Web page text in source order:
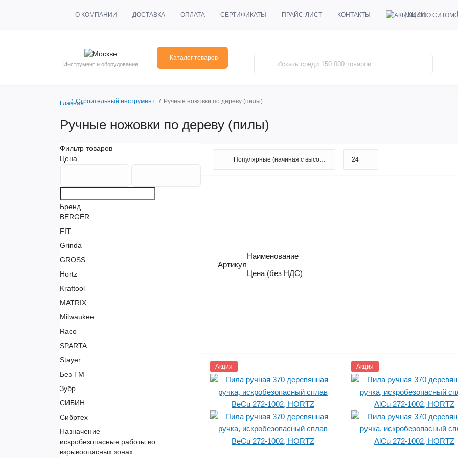
О КОМПАНИИ ДОСТАВКА ОПЛАТА СЕРТИФИКАТЫ ПРАЙС-ЛИСТ КОНТАКТЫ АКЦИИ
Инструмент и оборудование
Каталог товаров
ГлавнаяСтроительный инструмент Ручные ножовки по дереву (пилы)
Ручные ножовки по дереву (пилы)
Фильтр товаров
Цена
Бренд
BERGER
FIT
Grinda
GROSS
Hortz
Kraftool
MATRIX
Milwaukee
Raco
SPARTA
Stayer
Без ТМ
Зубр
СИБИН
Сибртех
Назначение
искробезопасные работы во
взрывоопасных зонах
Артикул
Наименование
Цена (без НДС)
1153005
Акция 1153006
Акция